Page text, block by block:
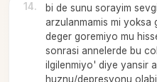
14.
bi de sunu sorayim
arzulanmamis mi yoksa
deger goremiyo mu
sonrasi annelerde bu
ilgilenmiyo' diye yansir
huznu/depresyonu